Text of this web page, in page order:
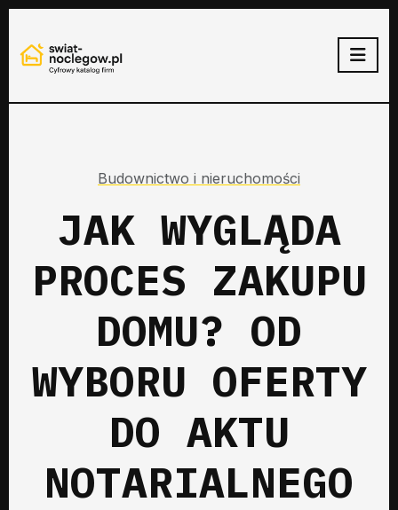
Budownictwo i nieruchomości
JAK WYGLĄDA
PROCES ZAKUPU
DOMU? OD
WYBORU OFERTY
DO AKTU
NOTARIALNEGO